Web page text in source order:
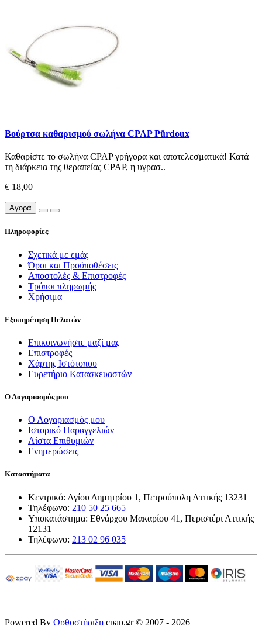
Βούρτσα καθαρισμού σωλήνα CPAP Pürdoux
Καθαρίστε το σωλήνα CPAP γρήγορα και αποτελεσματικά! Κατά
τη διάρκεια της θεραπείας CPAP, η υγρασ..
€ 18,00
Αγορά
Πληροφορίες
Σχετικά με εμάς
Όροι και Προϋποθέσεις
Αποστολές & Επιστροφές
Τρόποι πληρωμής
Χρήσιμα
Εξυπηρέτηση Πελατών
Επικοινωνήστε μαζί μας
Επιστροφές
Χάρτης Ιστότοπου
Ευρετήριο Κατασκευαστών
Ο Λογαριασμός μου
Ο Λογαριασμός μου
Ιστορικό Παραγγελιών
Λίστα Επιθυμιών
Ενημερώσεις
Καταστήματα
Κεντρικό: Αγίου Δημητρίου 1, Πετρούπολη Αττικής 13231
Τηλέφωνο: 210 50 25 665
Υποκατάστημα: Εθνάρχου Μακαρίου 41, Περιστέρι Αττικής
12131
Τηλέφωνο: 213 02 96 035
Powered By Ορθοστήριξη cpap.gr © 2007 - 2026